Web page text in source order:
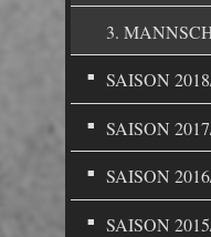
3.
SAISON
SAISON
SAISON
SAISON